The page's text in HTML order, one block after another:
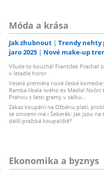
Móda a krása
Jak zhubnout
Trendy nehty
jaro 2025
Nové make-up
Všude to bouchá! František Prachař
v letadle horor
Veselá premiéra nové české komedie:
Ramba líbala svého ex Mádla! Noční
Prahou s šesti gramy v sáčku…
Zákaz koupání na Džbánu platí,
se sinicemi má i Šeberák: Jak jsou na
další pražská koupaliště?
Ekonomika a byznys